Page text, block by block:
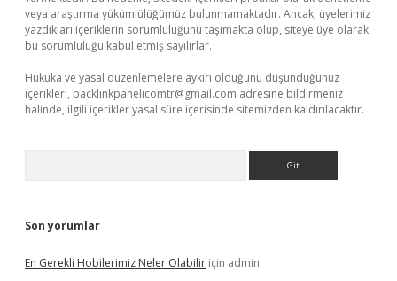
veya araştırma yükümlülüğümüz bulunmamaktadır. Ancak, üyelerimiz
yazdıkları içeriklerin sorumluluğunu taşımakta olup, siteye üye olarak
bu sorumluluğu kabul etmiş sayılırlar.
Hukuka ve yasal düzenlemelere aykırı olduğunu düşündüğünüz
içerikleri, backlinkpanelicomtr@gmail.com adresine bildirmeniz
halinde, ilgili içerikler yasal süre içerisinde sitemizden kaldırılacaktır.
Son yorumlar
En Gerekli Hobilerimiz Neler Olabilir için admin